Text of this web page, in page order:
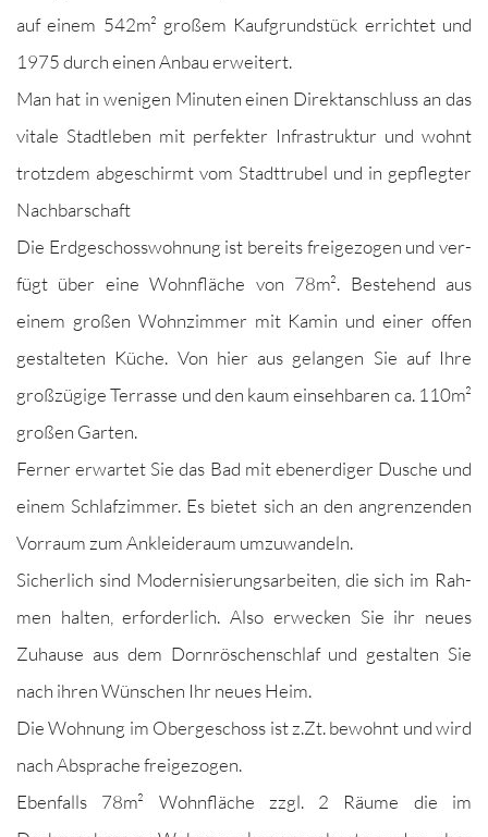
auf einem 542m² großem Kauf­grund­stück errichtet und
1975 durch einen Anbau erweitert.
Man hat in weni­gen Minuten einen Direk­tan­schluss an das
vitale Stadtleben mit per­fek­ter Infra­struk­tur und wohnt
trotz­dem abgeschirmt vom Stadt­trubel und in gepflegter
Nachbarschaft
Die Erdgeschoss­woh­nung ist bere­its freige­zo­gen und ver­
fügt über eine Wohn­fläche von 78m². Beste­hend aus
einem großen Wohnz­im­mer mit Kamin und ein­er offen
gestal­teten Küche. Von hier aus gelan­gen Sie auf Ihre
großzügige Ter­rasse und den kaum ein­se­hbaren ca. 110m²
großen Garten.
Fern­er erwartet Sie das Bad mit eben­erdi­ger Dusche und
einem Schlafz­im­mer. Es bietet sich an den angren­zen­den
Vor­raum zum Anklei­der­aum umzuwandeln.
Sicher­lich sind Mod­ernisierungsar­beit­en, die sich im Rah­
men hal­ten, erforder­lich. Also erweck­en Sie ihr neues
Zuhause aus dem Dorn­röschen­schlaf und gestal­ten Sie
nach ihren Wün­schen Ihr neues Heim.
Die Woh­nung im Obergeschoss ist z.Zt. bewohnt und wird
nach Absprache freigezogen.
Eben­falls 78m² Wohn­fläche zzgl. 2 Räume die im